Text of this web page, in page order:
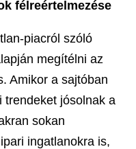
félreértelmezése
piacról szóló
megítélni az
Amikor a sajtóban
trendeket jósolnak a
sokan
ingatlanokra is,